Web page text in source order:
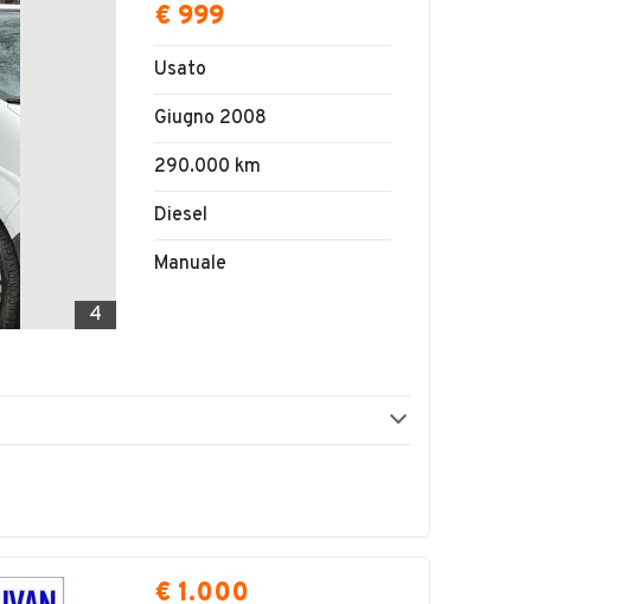
4
€ 999
Usato
Giugno 2008
290.000 km
Diesel
Manuale
€ 1.000